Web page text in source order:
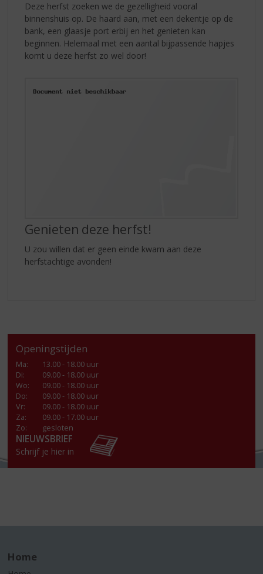
Deze herfst zoeken we de gezelligheid vooral
binnenshuis op. De haard aan, met een dekentje op de
bank, een glaasje port erbij en het genieten kan
beginnen. Helemaal met een aantal bijpassende hapjes
komt u deze herfst zo wel door!
Genieten deze herfst!
U zou willen dat er geen einde kwam aan deze
herfstachtige avonden!
Openingstijden
Ma:
13.00 - 18.00 uur
Di:
09.00 - 18.00 uur
Wo:
09.00 - 18.00 uur
Do:
09.00 - 18.00 uur
Vr:
09.00 - 18.00 uur
Za:
09.00 - 17.00 uur
Zo:
gesloten
NIEUWSBRIEF
Schrijf je hier in
Home